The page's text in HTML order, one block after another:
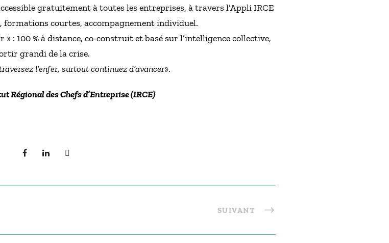
gratuitement à toutes les entreprises, à travers l’Appli IRCE
formations courtes, accompagnement individuel.
: 100 % à distance, co-construit et basé sur l’intelligence collective,
grandi de la crise.
l’enfer, surtout continuez d’avancer».
Régional des Chefs d’Entreprise (IRCE)
SUIVANT